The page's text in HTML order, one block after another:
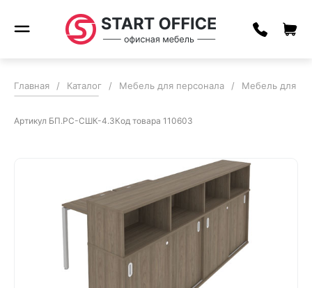
Главная / Каталог / Мебель для персонала / Мебель для
Артикул БП.РС-СШК-4.3Код товара 110603